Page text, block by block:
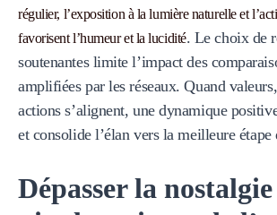
régulier, l’exposition à la lumière naturelle et
favorisent l’humeur et la lucidité. Le choix de
soutenantes limite l’impact des
amplifiées par les réseaux. Quand
actions s’alignent, une dynamique
et consolide l’élan vers la meilleure étape
Dépasser la nostalgie